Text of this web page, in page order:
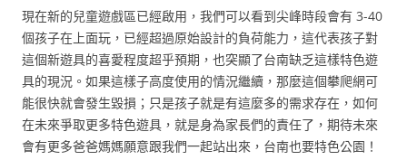
現在新的兒童遊戲區已經啟用，我們可以看到尖峰時段會有 3-40
個孩子在上面玩，已經超過原始設計的負荷能力，這代表孩子對
這個新遊具的喜愛程度超乎預期，也突顯了台南缺乏這樣特色遊
具的現況。如果這樣子高度使用的情況繼續，那麼這個攀爬網可
能很快就會發生毀損；只是孩子就是有這麼多的需求存在，如何
在未來爭取更多特色遊具，就是身為家長們的責任了，期待未來
會有更多爸爸媽媽願意跟我們一起站出來，台南也要特色公園！